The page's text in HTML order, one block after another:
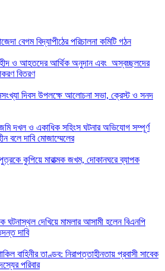
বেগম বিদ্যাপীঠের পরিচালনা কমিটি গঠন
ও আহতদের আর্থিক অনুদান এবং অস্বচ্ছলদের
বিতরণ
দিবস উপলক্ষে আলোচনা সভা, ক্রেস্ট ও সনদ
দখল ও একাধিক সহিংস ঘটনার অভিযোগ সম্পূর্ণ
বলে দাবি মোজাম্মেলের
কুপিয়ে মারাত্মক জখম, দোকানঘরে ব্যাপক
ঘটনাস্থল দেখিয়ে মামলার আসামী হলেন বিএনপি
দাবি
বাহিনীর তাণ্ডব: নিরাপত্তাহীনতায় প্রবাসী সাবেক
পরিবার